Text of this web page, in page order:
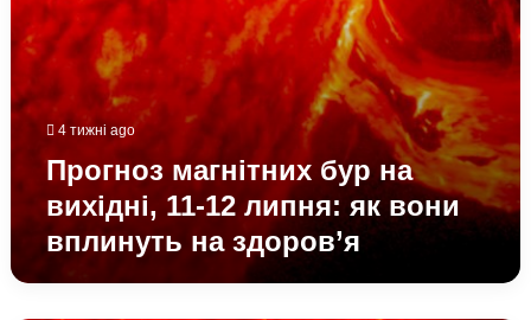
вплинуть
здоров’я
4 тижні ago
Прогноз магнітних бур на
вихідні, 11-12 липня: як вони
вплинуть на здоров’я